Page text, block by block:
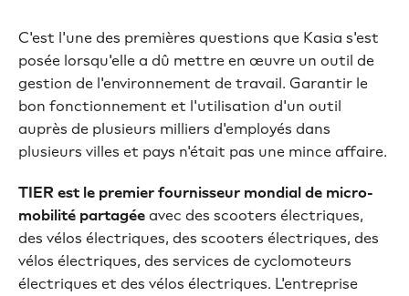
C'est l'une des premières questions que Kasia s'est
posée lorsqu'elle a dû mettre en œuvre un outil de
gestion de l'environnement de travail. Garantir le
bon fonctionnement et l'utilisation d'un outil
auprès de plusieurs milliers d'employés dans
plusieurs villes et pays n'était pas une mince affaire.
TIER est le premier fournisseur mondial de micro-
mobilité partagée avec des scooters électriques,
des vélos électriques, des scooters électriques, des
vélos électriques, des services de cyclomoteurs
électriques et des vélos électriques. L'entreprise